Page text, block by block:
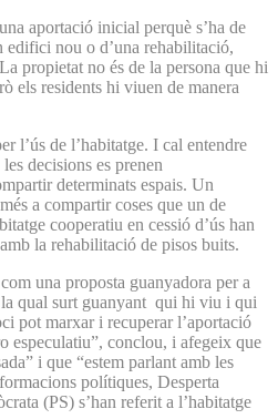
aportació inicial perquè s’ha de
edifici nou o d’una rehabilitació,
propietat no és de la persona que hi
els residents hi viuen de manera
l’ús de l’habitatge. I cal entendre
decisions es prenen
determinats espais. Un
a compartir coses que un de
cooperatiu en cessió d’ús han
la rehabilitació de pisos buits.
una proposta guanyadora per a
qual surt guanyant qui hi viu i qui
pot marxar i recuperar l’aportació
especulatiu”, conclou, i afegeix que
i que “estem parlant amb les
polítiques, Desperta
(PS) s’han referit a l’habitatge